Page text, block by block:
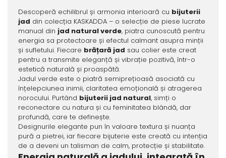
Descoperă echilibrul și armonia interioară cu bijuterii
jad din colecția KASKADDA – o selecție de piese lucrate
manual din jad natural verde, piatra cunoscută pentru
energia sa protectoare și efectul calmant asupra minții
și sufletului. Fiecare brățară jad sau colier este creat
pentru a transmite eleganță și vibrație pozitivă, într-o
estetică naturală și proaspătă.
Jadul verde este o piatră semiprețioasă asociată cu
înțelepciunea inimii, claritatea emoțională și atragerea
norocului. Purtând bijuterii jad natural, simți o
reconectare cu natura și cu feminitatea blândă, dar
profundă, care te definește.
Designurile elegante pun în valoare textura și nuanța
pură a pietrei, iar fiecare bijuterie este creată cu intenția
de a deveni un talisman de calm, protecție și stabilitate.